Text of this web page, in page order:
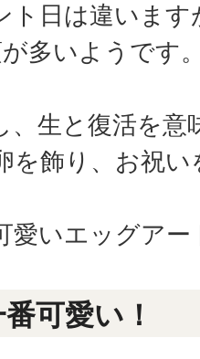
ト日は違いま
多いようです
、生と復活を
を飾り、お祝
愛いエッグア
可愛い！